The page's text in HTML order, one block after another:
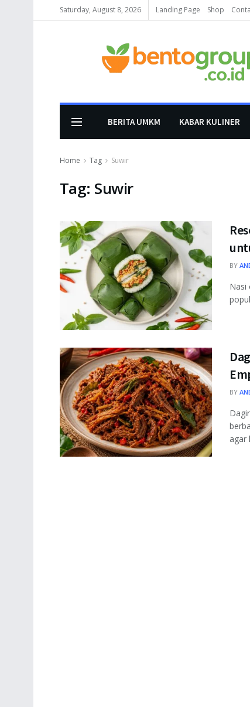
Saturday, August 8, 2026 Landing Page Shop
BERITA UMKM KABAR KULINER
Home Tag Suwir
Tag: Suwir
BY
Nasi
BY
agar